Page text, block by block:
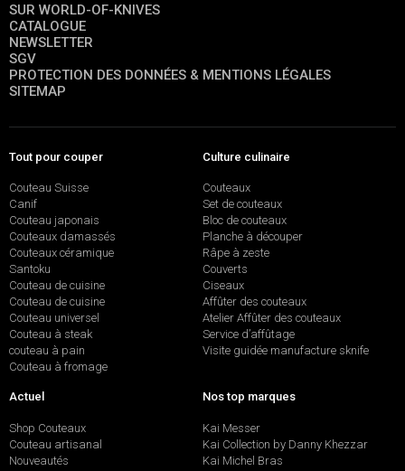
SUR WORLD-OF-KNIVES
CATALOGUE
NEWSLETTER
SGV
PROTECTION DES DONNÉES & MENTIONS LÉGALES
SITEMAP
Tout pour couper
Couteau Suisse
Canif
Couteau japonais
Couteaux damassés
Couteaux céramique
Santoku
Couteau de cuisine
Couteau de cuisine
Couteau universel
Couteau à steak
couteau à pain
Couteau à fromage
Culture culinaire
Couteaux
Set de couteaux
Bloc de couteaux
Planche à découper
Râpe à zeste
Couverts
Ciseaux
Affûter des couteaux
Atelier Affûter des couteaux
Service d’affûtage
Visite guidée manufacture sknife
Actuel
Shop Couteaux
Couteau artisanal
Nouveautés
Nos top marques
Kai Messer
Kai Collection by Danny Khezzar
Kai Michel Bras